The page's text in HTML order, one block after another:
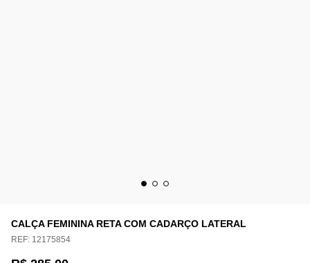
CALÇA FEMININA RETA COM CADARÇO LATERAL
REF: 12175854